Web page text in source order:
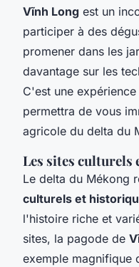
Vĩnh Long est un
participer à des
promener dans les
davantage sur les
C'est une
permettra de vous
agricole du delta du
Les sites culturels
Le delta du Mékong
culturels et
l'histoire riche et
sites, la pagode de
exemple magnifique